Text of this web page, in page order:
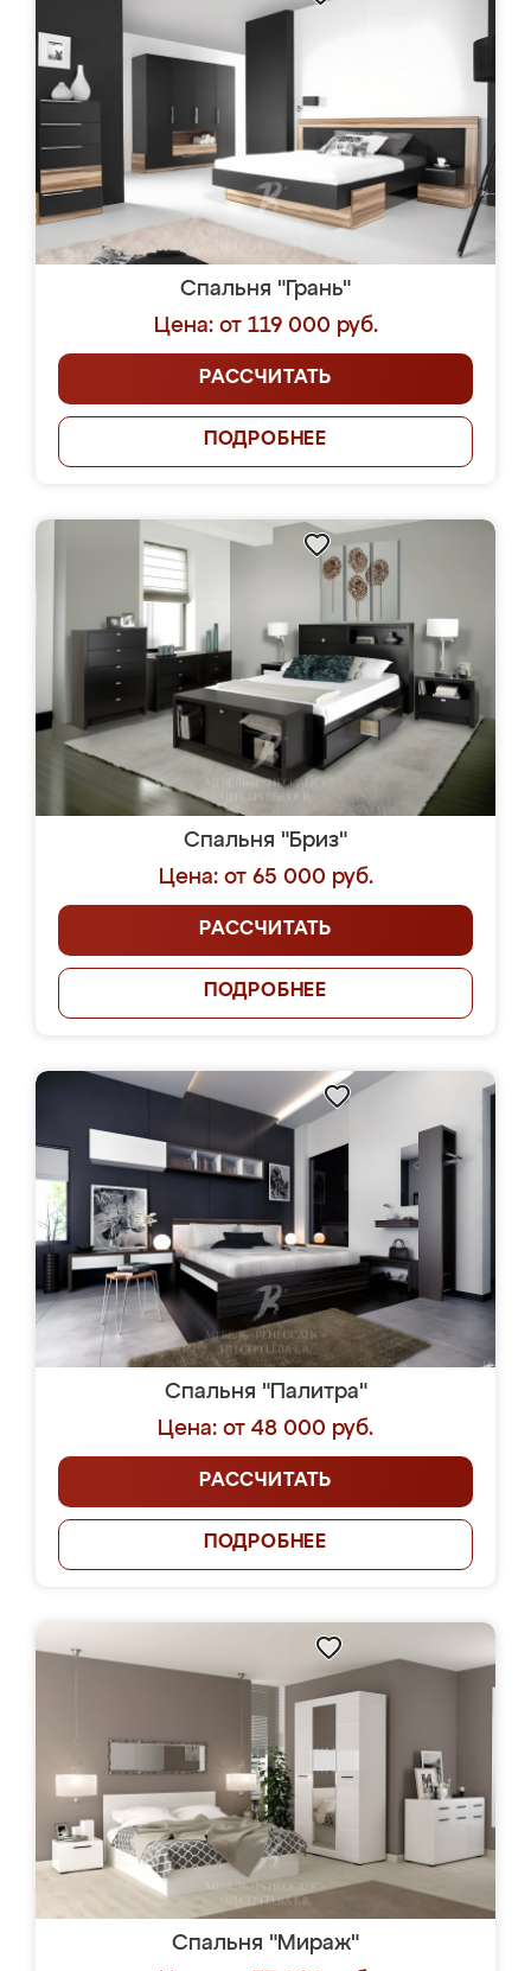
Спальня "Грань"
Цена: от 119 000 руб.
РАССЧИТАТЬ
ПОДРОБНЕЕ
Спальня "Бриз"
Цена: от 65 000 руб.
РАССЧИТАТЬ
ПОДРОБНЕЕ
Спальня "Палитра"
Цена: от 48 000 руб.
РАССЧИТАТЬ
ПОДРОБНЕЕ
Спальня "Мираж"